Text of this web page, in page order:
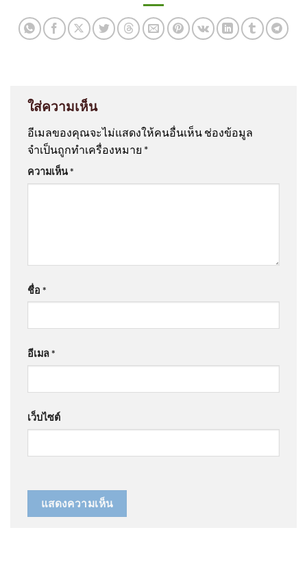
ใส่ความเห็น
อีเมลของคุณจะไม่แสดงให้คนอื่นเห็น ช่องข้อมูล
จำเป็นถูกทำเครื่องหมาย *
ความเห็น*
ชื่อ *
อีเมล*
เว็บไซต์